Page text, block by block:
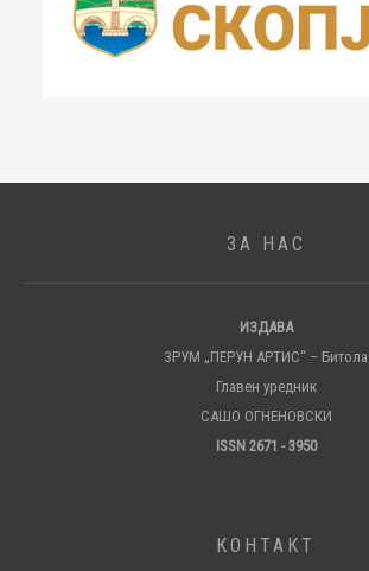
ЗА НАС
ИЗДАВА
ЗРУМ „ПЕРУН АРТИС“ – Битола
Главен уредник
САШО ОГНЕНОВСКИ
ISSN 2671 - 3950
КОНТАКТ